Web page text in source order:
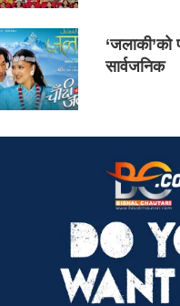
‘जलाकी’को
सार्वजनिक